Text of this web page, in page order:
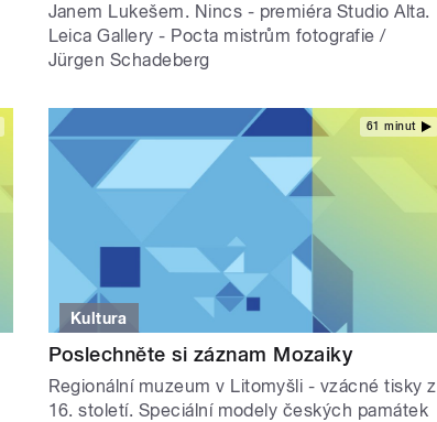
Janem Lukešem. Nincs - premiéra Studio Alta.
Leica Gallery - Pocta mistrům fotografie /
Jürgen Schadeberg
61 minut
Kultura
Poslechněte si záznam Mozaiky
Regionální muzeum v Litomyšli - vzácné tisky z
16. století. Speciální modely českých památek